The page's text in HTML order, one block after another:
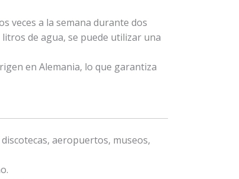
veces a la semana durante dos
de agua, se puede utilizar una
en Alemania, lo que garantiza
aeropuertos, museos,